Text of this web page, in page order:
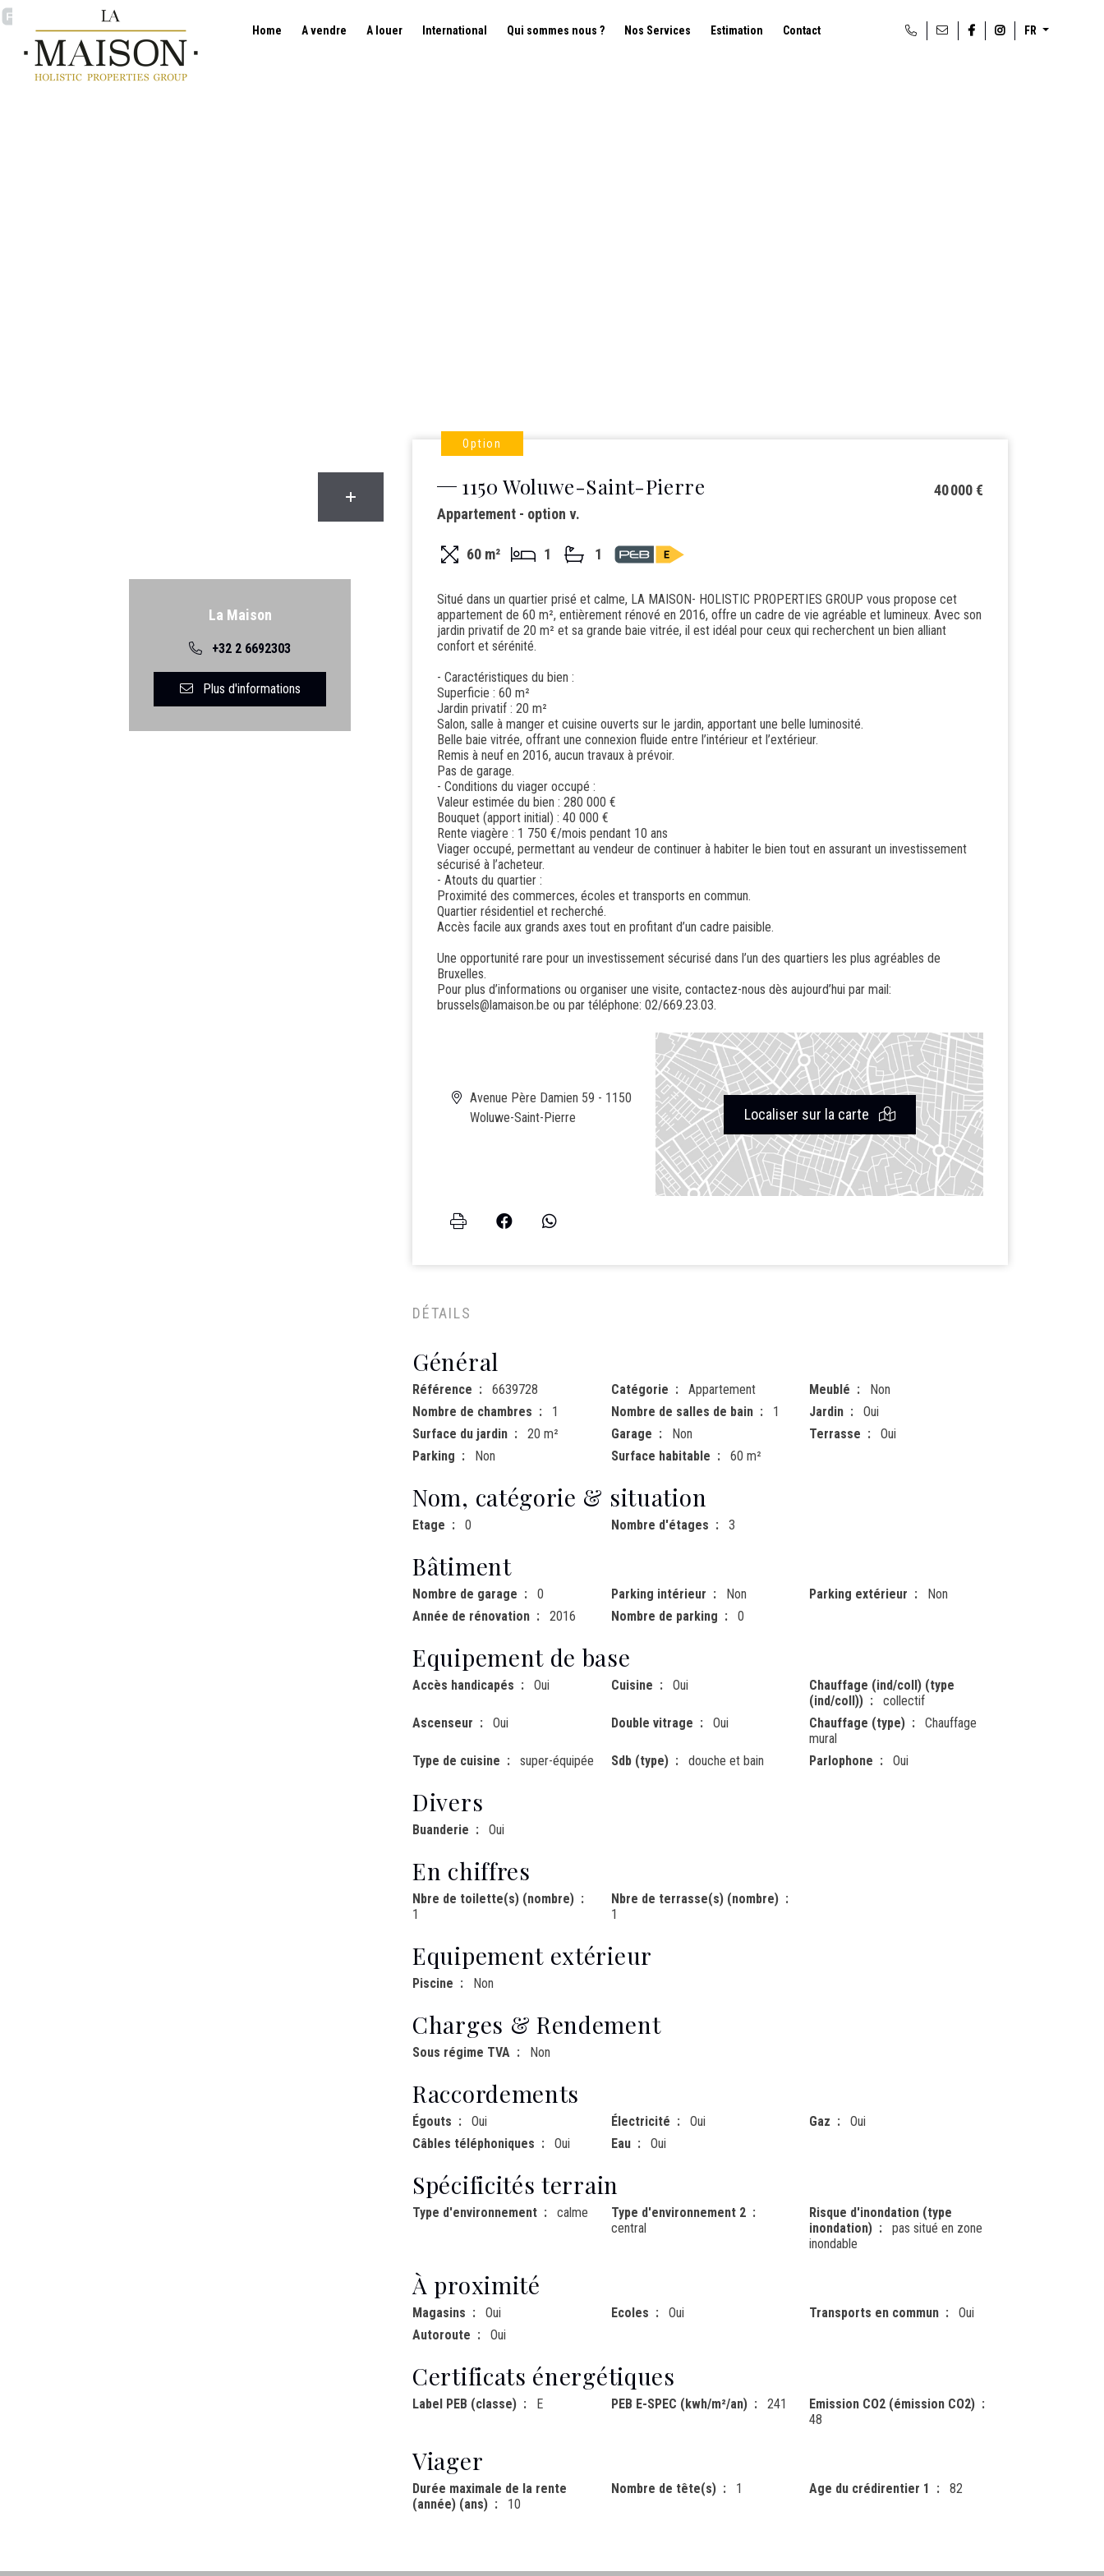
FR
Home A vendre A louer International Qui sommes nous ? Nos Services Estimation Contact
La Maison
+32 2 6692303
Plus d'informations
Option
1150 Woluwe-Saint-Pierre
40 000 €
Appartement - option v.
60 m² 1 1
Situé dans un quartier prisé et calme, LA MAISON- HOLISTIC PROPERTIES GROUP vous propose cet
appartement de 60 m², entièrement rénové en 2016, offre un cadre de vie agréable et lumineux. Avec son
jardin privatif de 20 m² et sa grande baie vitrée, il est idéal pour ceux qui recherchent un bien alliant
confort et sérénité.
- Caractéristiques du bien :
Superficie : 60 m²
Jardin privatif : 20 m²
Salon, salle à manger et cuisine ouverts sur le jardin, apportant une belle luminosité.
Belle baie vitrée, offrant une connexion fluide entre l’intérieur et l’extérieur.
Remis à neuf en 2016, aucun travaux à prévoir.
Pas de garage.
- Conditions du viager occupé :
Valeur estimée du bien : 280 000 €
Bouquet (apport initial) : 40 000 €
Rente viagère : 1 750 €/mois pendant 10 ans
Viager occupé, permettant au vendeur de continuer à habiter le bien tout en assurant un investissement
sécurisé à l’acheteur.
- Atouts du quartier :
Proximité des commerces, écoles et transports en commun.
Quartier résidentiel et recherché.
Accès facile aux grands axes tout en profitant d’un cadre paisible.
Une opportunité rare pour un investissement sécurisé dans l’un des quartiers les plus agréables de
Bruxelles.
Pour plus d’informations ou organiser une visite, contactez-nous dès aujourd’hui par mail:
brussels@lamaison.be ou par téléphone: 02/669.23.03.
Avenue Père Damien 59 - 1150
Woluwe-Saint-Pierre
Localiser sur la carte
DÉTAILS
Général
Référence 6639728 Catégorie Appartement Meublé
Non
Nombre de chambres
1 Nombre de salles de bain 1 Jardin
Oui
Surface du jardin
20 m² Garage Non Terrasse
Oui
Parking
Non Surface habitable 60 m²
Nom, catégorie & situation
Etage 0 Nombre d'étages 3
Bâtiment
Nombre de garage 0 Parking intérieur Non Parking extérieur
Non
Année de rénovation
2016 Nombre de parking 0
Equipement de base
Accès handicapés Oui Cuisine Oui
Chauffage (ind/coll) (type
(ind/coll))
collectif
Ascenseur
Oui Double vitrage Oui Chauffage (type)
Chauffage
mural
Type de cuisine
super-équipée Sdb (type) douche et bain Parlophone Oui
Divers
Buanderie Oui
En chiffres
Nbre de toilette(s) (nombre)
1
Nbre de terrasse(s) (nombre)
1
Equipement extérieur
Piscine Non
Charges & Rendement
Sous régime TVA Non
Raccordements
Égouts Oui Électricité Oui Gaz
Oui
Câbles téléphoniques
Oui Eau Oui
Spécificités terrain
Type d'environnement calme
Type d'environnement 2
central
Risque d'inondation (type
inondation)
pas situé en zone
inondable
À proximité
Magasins Oui Ecoles Oui Transports en commun
Oui
Autoroute
Oui
Certificats énergétiques
Label PEB (classe) E PEB E-SPEC (kwh/m²/an) 241
Emission CO2 (émission CO2)
48
Viager
Durée maximale de la rente
(année) (ans)
10
Nombre de tête(s) 1 Age du crédirentier 1 82